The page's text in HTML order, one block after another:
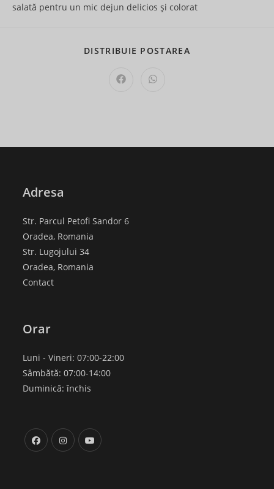
salată pentru un mic dejun delicios și colorat
DISTRIBUIE POSTAREASHARE
Opens
Opens
Adresa
Str. Parcul Petofi Sandor 6
Oradea, Romania
Str. Lugojului 34
Oradea, Romania
Contact
Orar
Luni - Vineri: 07:00-22:00
Sâmbătă: 07:00-14:00
Duminică: închis